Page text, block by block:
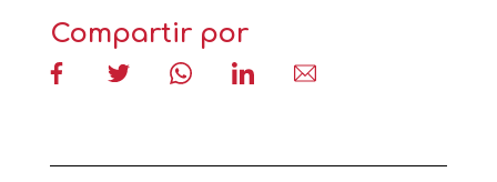
Compartir por